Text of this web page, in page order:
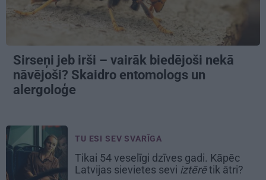
Sirseņi jeb irši – vairāk biedējoši nekā
nāvējoši? Skaidro entomologs un
alergoloģe
TU ESI SEV SVARĪGA
Tikai 54 veselīgi dzīves gadi. Kāpēc
Latvijas sievietes sevi iztērētik ātri?